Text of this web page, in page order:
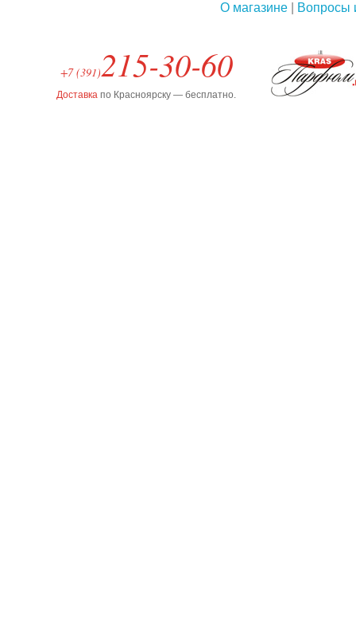
О магазине| Вопросы
+7 (391)215-30-60
Доставка по Красноярску — бесплатно.